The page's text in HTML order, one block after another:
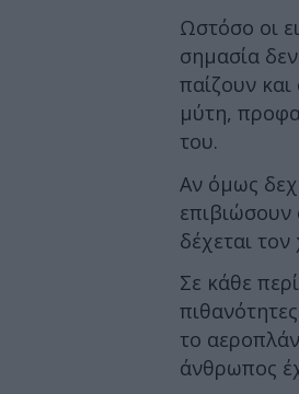
Ωστόσο οι
σημασία
παίζουν
μύτη,
του.
Αν όμως
επιβιώσουν
δέχεται
Σε κάθε
το
άνθρωπος